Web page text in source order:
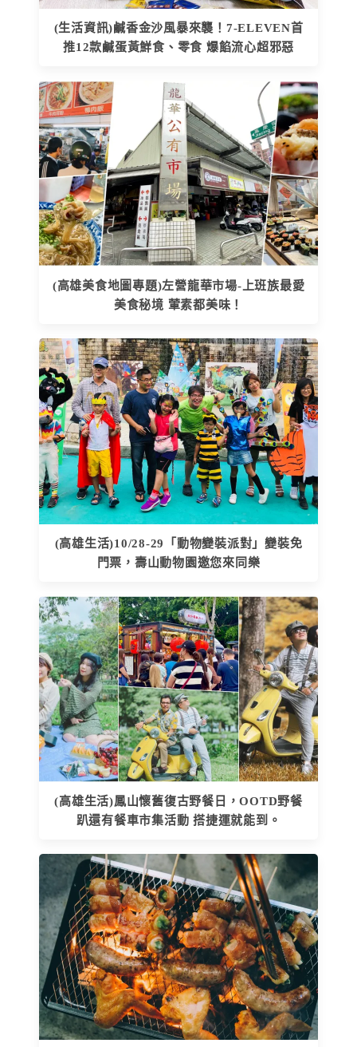
(生活資訊)鹹香金沙風暴來襲！7-ELEVEN首
推12款鹹蛋黃鮮食、零食 爆餡流心超邪惡
(高雄美食地圖專題)左營龍華市場-上班族最愛
美食秘境 葷素都美味！
(高雄生活)10/28-29「動物變裝派對」變裝免
門票，壽山動物園邀您來同樂
(高雄生活)鳳山懷舊復古野餐日，OOTD野餐
趴還有餐車市集活動 搭捷運就能到。